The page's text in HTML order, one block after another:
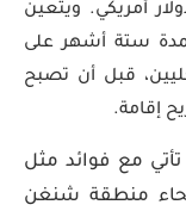
لا يقل عن 31 ألف دولار أمريكي. ويتعين
ستة أشهر على
قبل أن تصبح
إقامة.
مع فوائد مثل
منطقة شنغن